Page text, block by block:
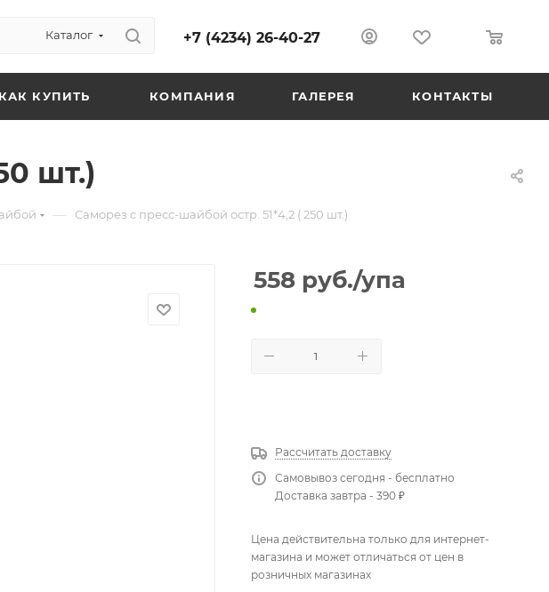
Каталог +7 (4234) 26-40-27
КАК КУПИТЬ КОМПАНИЯ ГАЛЕРЕЯ КОНТАКТЫ
шт.)
— Саморез с пресс-шайбой остр. 51*4,2 ( 250 шт.)
558 руб./упа
Рассчитать доставку
Самовывоз сегодня - бесплатно
Доставка завтра - 390 ₽
Цена действительна только для интернет-
магазина и может отличаться от цен в
розничных магазинах